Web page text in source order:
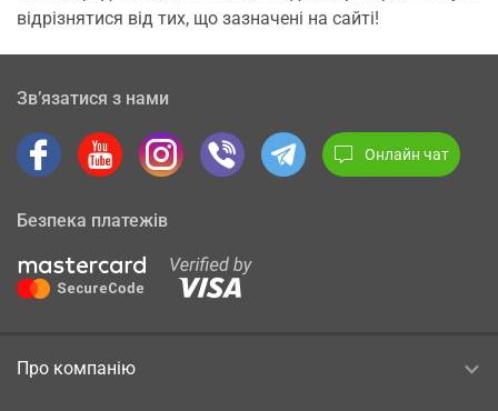
відрізнятися від тих, що зазначені на сайті!
Зв’язатися з нами
Онлайн чат
Безпека платежів
Про компанію